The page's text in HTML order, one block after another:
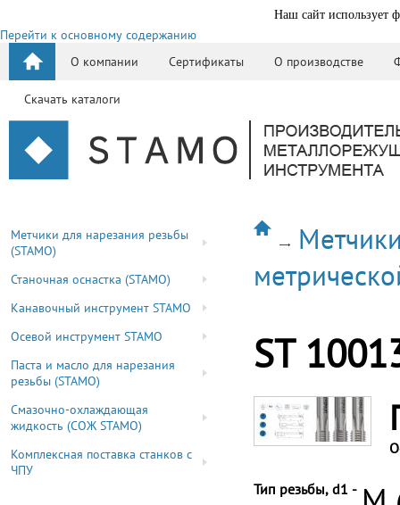
Наш сайт использует
Перейти к основному содержанию
О компании
Сертификаты О производстве
Скачать каталоги
Метчики для нарезания резьбы
(STAMO)
Станочная оснастка (STAMO)
Канавочный инструмент STAMO
Осевой инструмент STAMO
Паста и масло для нарезания
резьбы (STAMO)
Смазочно-охлаждающая
жидкость (СОЖ STAMO)
Комплексная поставка станков с
ЧПУ
ST
Тип резьбы, d1 -